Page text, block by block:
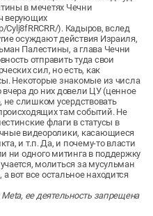
в мечетях Чечни
верующих
). Кадыров, вслед
осуждают действия Израиля,
Палестины, а глава Чечни
отправить туда свои
сил, но есть, как
Некоторые знакомые из числа
до них довели ЦУ (ценное
не слишком усердствовать
там событий. Не
флаги в статусы в
видеоролики, касающиеся
и т.п. Да, и почему-то власти
ни одного митинга в поддержку
молиться за мусульман
вот все остальное находится
ее деятельность запрещена